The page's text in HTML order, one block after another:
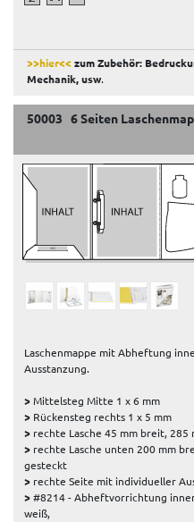
>>hier<<zum Zubehör:
Mechanik, usw.
50003 6 Seiten
Laschenmappe mit Abheftung
Ausstanzung.
>Mittelsteg Mitte 1 x 6 mm
> Rückensteg rechts 1 x 5 mm
> rechte Lasche 45 mm breit, 285
> rechte Lasche unten 200 mm
gesteckt
> rechte Seite mit individueller
>#8214 - Abheftvorrichtung
weiß,